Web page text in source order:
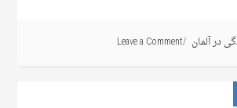
در آلمان Leave a Comment